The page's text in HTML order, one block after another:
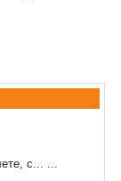
с... ...